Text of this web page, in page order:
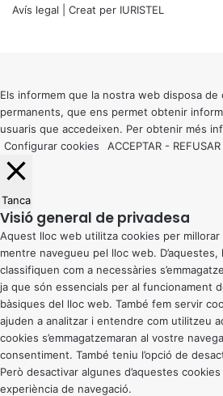
Avís legal | Creat per IURISTEL
button
Els informem que la nostra web disposa de
permanents, que ens permet obtenir
usuaris que accedeixen. Per obtenir més
Configurar cookies
ACCEPTAR - REFUSAR
Tanca
Visió general de privadesa
Aquest lloc web utilitza cookies per
mentre navegueu pel lloc web.
classifiquen com a necessàries
ja que són essencials per al funcionament
bàsiques del lloc web. També fem servir
ajuden a analitzar i entendre com utilitzeu
cookies s’emmagatzemaran al vostre
consentiment. També teniu l’opció de
Però desactivar algunes d’aquestes
experiència de navegació.